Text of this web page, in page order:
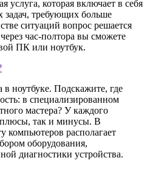
услуга, которая включает в себя
задач, требующих больше
ситуаций вопрос решается
час-полтора вы сможете
ПК или ноутбук.
в ноутбуке. Подскажите, где
в специализированном
мастера? У каждого
плюсы, так и минусы. В
компьютеров располагает
оборудования,
диагностики устройства.